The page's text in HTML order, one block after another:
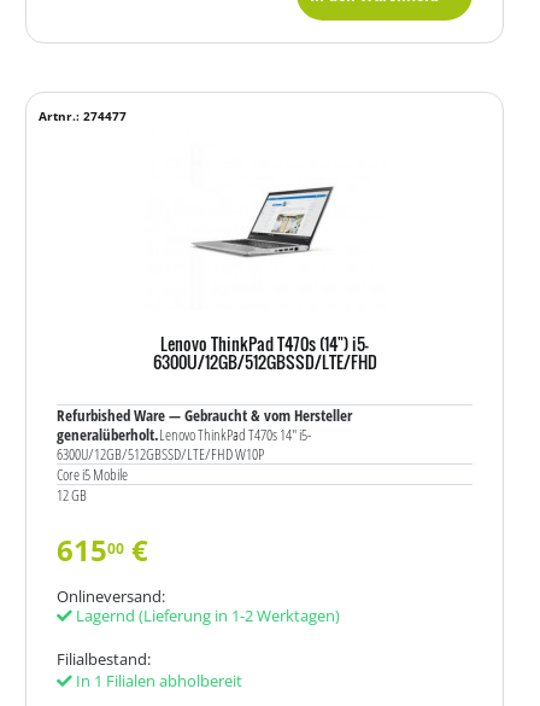
Lenovo ThinkPad T470s (14") i5-
6300U/12GB/512GBSSD/LTE/FHD
Refurbished Ware — Gebraucht & vom Hersteller
generalüberholt.Lenovo ThinkPad T470s 14" i5-
6300U/12GB/512GBSSD/LTE/FHD W10P
Core i5 Mobile
12 GB
Artnr.: 274477
61500 €
Onlineversand:
Lagernd (Lieferung in 1-2 Werktagen)
Filialbestand:
In 1 Filialen abholbereit